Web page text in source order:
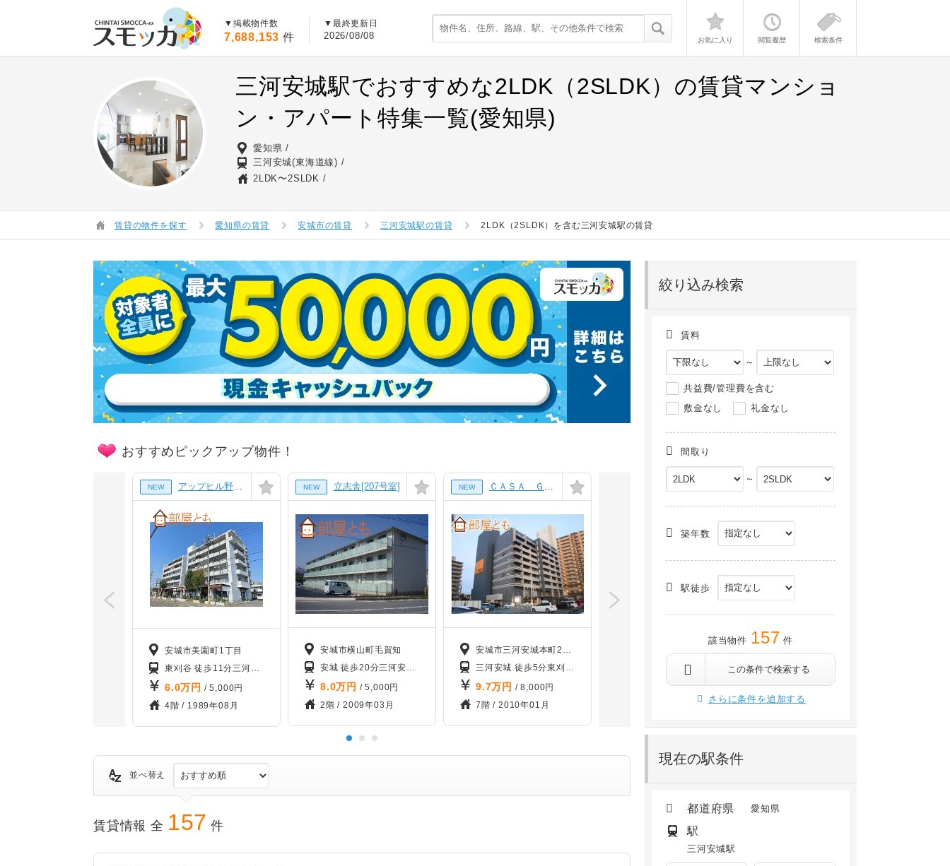
▼掲載物件数
7,688,153 件
▼最終更新日
2026/08/08 お気に入り 閲覧履歴 検索条件
三河安城駅でおすすめな2LDK（2SLDK）の賃貸マンショ
ン・アパート特集一覧(愛知県)
愛知県
三河安城(東海道線)
2LDK〜2SLDK
賃貸の物件を探す 愛知県の賃貸 安城市の賃貸 三河安城駅の賃貸 2LDK（2SLDK）を含む三河安城駅の賃貸
絞り込み検索
賃料
～
共益費/管理費を含む
敷金なし
礼金なし
間取り
～
築年数
駅徒歩
該当物件 157 件
この条件で検索する
さらに条件を追加する
現在の駅条件
都道府県 愛知県
駅
三河安城駅
おすすめピックアップ物件！
NEW アップヒル野々山ビル[423号室]
安城市美園町1丁目
東刈谷 徒歩11分三河安城 徒歩21分 野田新町 徒歩31分
6.0万円 / 5,000円
4階 / 1989年08月
NEW 立志舎[207号室]
安城市横山町毛賀知
安城 徒歩20分三河安城 徒歩25分 南安城 徒歩25分
8.0万円 / 5,000円
2階 / 2009年03月
NEW ＣＡＳＡ ＧＲＩＧＩＯ[705号室]
安城市三河安城本町2丁目
三河安城 徒歩5分東刈谷 徒歩25分 安城 安城バス停から徒歩4分
9.7万円 / 8,000円
7階 / 2010年01月
安城 徒歩23分南安城 徒歩29分
9.8万円/ 4,500円
3階 /建築中(2026年09月)
並べ替え
賃貸情報 全 157 件